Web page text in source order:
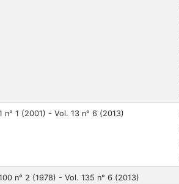
n° 1 (2001) - Vol. 13 n° 6 (2013)
n° 2 (1978) - Vol. 135 n° 6 (2013)